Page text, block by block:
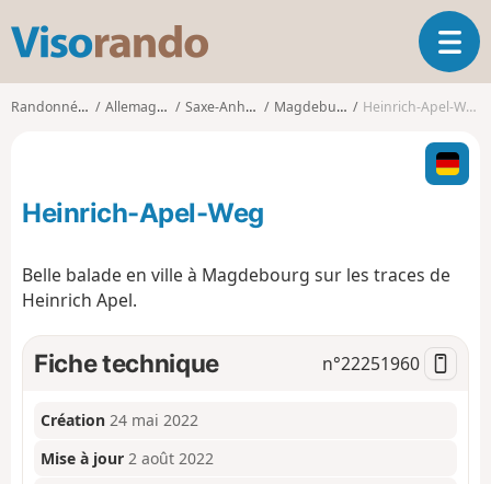
s
o
o
O
u
v
i
r
l
v
a
t
Randonnées Allemagne Saxe-Anhalt Magdeburg Heinrich-Apel-Weg
Heinrich-Apel-Weg
Belle balade en ville à Magdebourg sur les traces de
Heinrich Apel.
Fiche technique n°22251960
Création 24 mai 2022
Mise à jour 2 août 2022